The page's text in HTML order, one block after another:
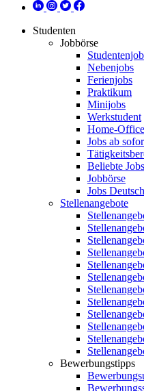
Studenten
Jobbörse
Nebenjobs
Ferienjobs
Praktikum
Minijobs
Werkstudent
Home-
Jobs ab
Beliebte Jobs
Jobbörse
Jobs
Stellenangebote
Bewerbungstipps